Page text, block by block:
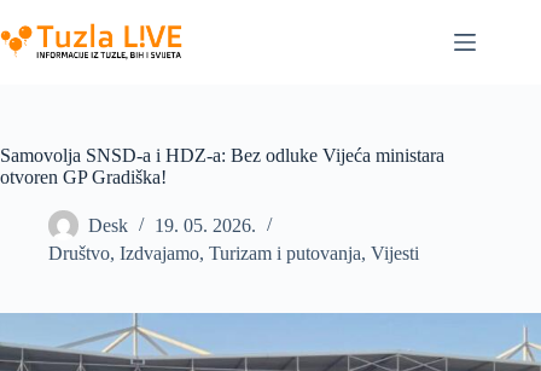
to
content
Samovolja SNSD-a i HDZ-a: Bez odluke Vijeća ministara
otvoren GP Gradiška!
Desk
19. 05. 2026.
Društvo, Izdvajamo, Turizam i putovanja, Vijesti